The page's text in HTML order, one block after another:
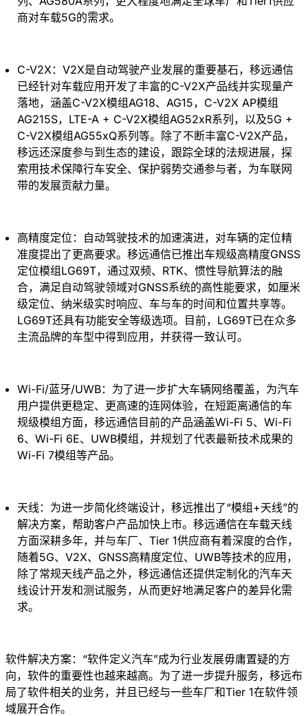
商对车载5G的需求。
C-V2X：V2X是自动驾驶产业发展的重要基石，移远通信
已经针对车载应用开发了丰富的C-V2X产品线并实现量产
落地，涵盖C-V2X模组AG18、AG15，C-V2X AP模组
AG215S，LTE-A + C-V2X模组AG52xR系列，以及5G +
C-V2X模组AG55xQ系列等。除了不断丰富C-V2X产品，
移远还深度参与到生态的建设，跟踪全球的法规进展，探
索用技术保障行车安全、保护弱势交通参与者，为车联网
带的发展贡献力量。
高精度定位：自动驾驶技术的加速演进，对车辆的定位精
准度提出了更高要求。移远通信已推出车规级高精度GNSS
定位模组LG69T，通过双频、RTK、惯性导航算法的融
合，满足自动驾驶领域对GNSS系统的高性能要求，如厘米
级定位、纳米级实时响应、车与车的时间和位置共享等。
LG69T还具有功能安全等级选项。目前，LG69T已在众多
主流品牌的车型中得到应用，并获得一致认可。
Wi-Fi/蓝牙/UWB：为了进一步扩大车辆网络覆盖，为汽车
用户提供更稳定、更高速的连网体验，在短距离通信的车
规级模组方面，移远通信目前的产品涵盖Wi-Fi 5、Wi-Fi
6、Wi-Fi 6E、UWB模组，并规划了代表最新技术成果的
Wi-Fi 7模组等产品。
天线：为进一步简化终端设计，移远推出了“模组+天线”的
解决方案，帮助客户产品加快上市。移远通信在车载天线
方面深耕多年，并与车厂、Tier 1供应商有着深度的合作，
随着5G、V2X、GNSS高精度定位、UWB等技术的应用，
除了常规天线产品之外，移远通信还提供定制化的汽车天
线设计开发和测试服务，从而更好地满足客户的差异化需
求。
软件解决方案：“软件定义汽车”成为行业发展毋庸置疑的方
向，软件的重要性也越来越高。为了进一步提升服务，移远布
局了软件相关的业务，并且已经与一些车厂和Tier 1在软件领
域展开合作。